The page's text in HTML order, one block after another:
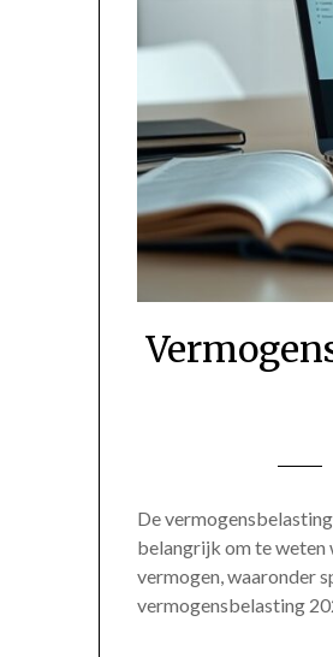
De
belangrijk om te weten
vermogen, waaronder
vermogensbelasting